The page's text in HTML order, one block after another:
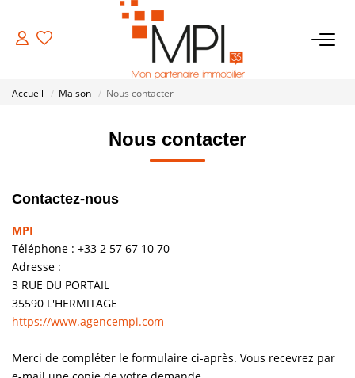
VENTES
Biens Vendus
ESTIMATION
Accueil Maison Nous contacter
Nous contacter
Contactez-nous
MPI
Téléphone : +33 2 57 67 10 70
Adresse :
3 RUE DU PORTAIL
35590 L'HERMITAGE
https://www.agencempi.com
Merci de compléter le formulaire ci-après. Vous recevrez par